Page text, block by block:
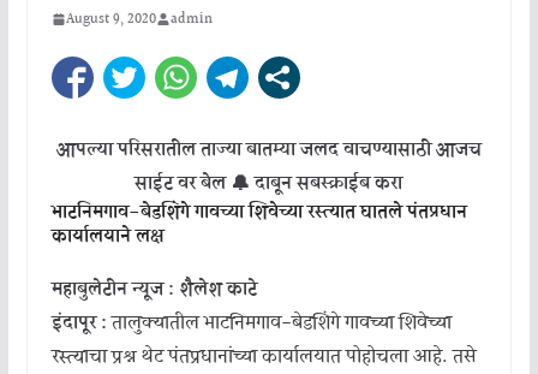
August 9, 2020 admin
आपल्या परिसरातील ताज्या बातम्या जलद वाचण्यासाठी आजच
साईट वर बेल 🔔 दाबून सबस्क्राईब करा
भाटनिमगाव-बेडशिंगे गावच्या शिवेच्या रस्त्यात घातले पंतप्रधान
कार्यालयाने लक्ष
महाबुलेटीन न्यूज : शैलेश काटे
इंदापूर :तालुक्यातील भाटनिमगाव-बेडशिंगे गावच्या शिवेच्या
रस्त्याचा प्रश्न थेट पंतप्रधानांच्या कार्यालयात पोहोचला आहे. तसे